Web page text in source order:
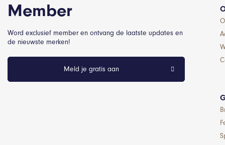
Member
Word exclusief member en ontvang de laatste updates en
de nieuwste merken!
Meld je gratis aan